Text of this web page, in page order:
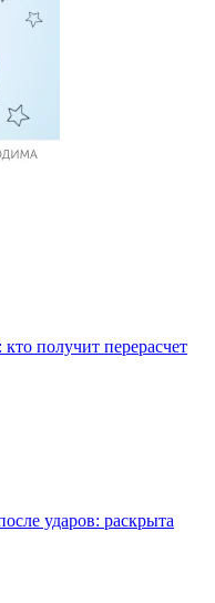
получит перерасчет
ударов: раскрыта